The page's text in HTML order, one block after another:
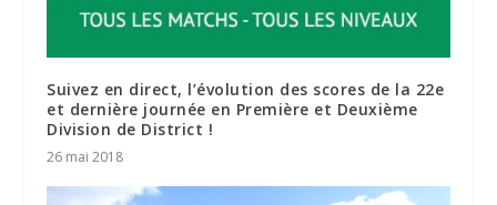
Suivez en direct, l’évolution des scores de la 22e
et dernière journée en Première et Deuxième
Division de District !
26 mai 2018